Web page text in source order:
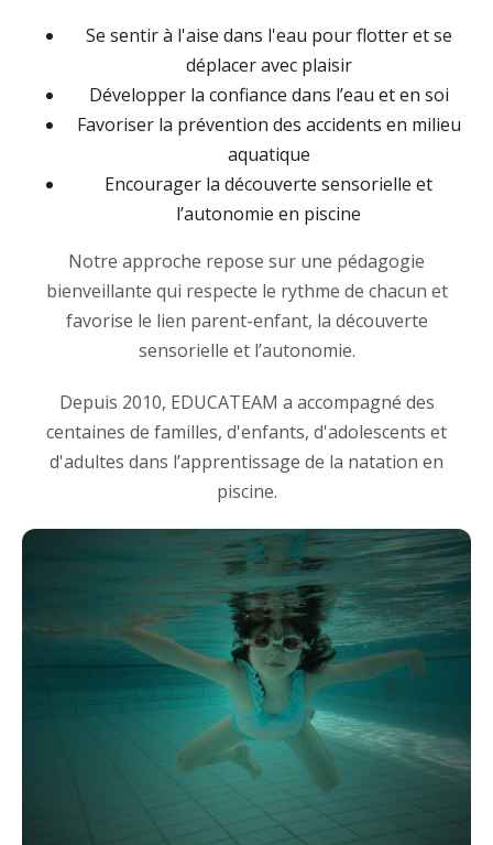
Se sentir à l'aise dans l'eau pour flotter et se
déplacer avec plaisir
Développer la confiance dans l’eau et en soi
Favoriser la prévention des accidents en milieu
aquatique
Encourager la découverte sensorielle et
l’autonomie en piscine
Notre approche repose sur une pédagogie
bienveillante qui respecte le rythme de chacun et
favorise le lien parent-enfant, la découverte
sensorielle et l’autonomie.
Depuis 2010, EDUCATEAM a accompagné des
centaines de familles, d'enfants, d'adolescents et
d'adultes dans l’apprentissage de la natation en
piscine.